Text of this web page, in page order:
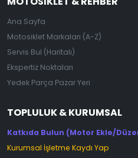
Ana Sayfa
Motosiklet Markaları (A-Z)
Servis Bul (Haritalı)
Ekspertiz Noktaları
Yedek Parça Pazar Yeri
TOPLULUK & KURUMSAL
Katkıda Bulun (Motor Ekle/
Kurumsal İşletme Kaydı Yap